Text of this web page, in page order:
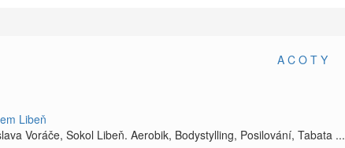
A C O T Y
Libeň
Voráče, Sokol Libeň. Aerobik, Bodystylling, Posilování, Tabata ...